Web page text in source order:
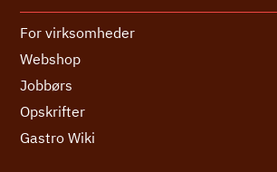
For virksomheder
Webshop
Jobbørs
Opskrifter
Gastro Wiki